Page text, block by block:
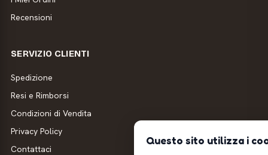
Recensioni
SERVIZIO CLIENTI
Spedizione
Resi e Rimborsi
Condizioni di Vendita
Privacy Policy
Contattaci
Questo sito utilizza i